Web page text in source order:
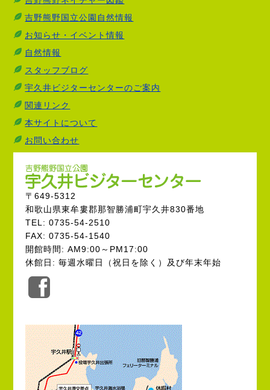
吉野熊野国立公園自然情報
お知らせ・イベント情報
自然情報
スタッフブログ
宇久井ビジターセンターのご案内
関連リンク
本サイトについて
お問い合わせ
〒649-5312
和歌山県東牟婁郡那智勝浦町宇久井830番地
TEL: 0735-54-2510
FAX: 0735-54-1540
開館時間: AM9:00～PM17:00
休館日: 毎週水曜日（祝日を除く）及び年末年始
式
Facebook